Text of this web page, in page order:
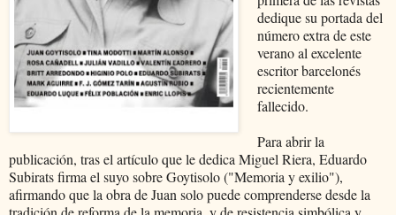
dedique su portada del
número extra de este
verano al excelente
escritor barcelonés
recientemente
fallecido.
Para abrir la
publicación, tras el artículo que le dedica Miguel Riera, Eduardo
Subirats firma el suyo sobre Goytisolo ("Memoria y exilio"),
afirmando que la obra de Juan solo puede comprenderse desde la